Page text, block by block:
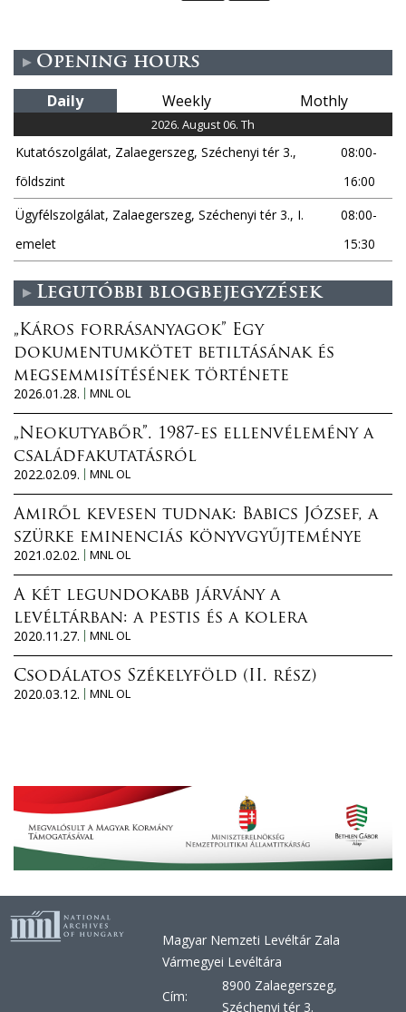
e
s
Opening hours
Daily Weekly Mothly
2026. August 06. Th
Kutatószolgálat, Zalaegerszeg, Széchenyi tér 3.,
földszint
08:00-
16:00
Ügyfélszolgálat, Zalaegerszeg, Széchenyi tér 3., I.
emelet
08:00-
15:30
Legutóbbi blogbejegyzések
„Káros forrásanyagok” Egy
dokumentumkötet betiltásának és
megsemmisítésének története
2026.01.28.
MNL OL
„Neokutyabőr”. 1987-es ellenvélemény a
családfakutatásról
2022.02.09.
MNL OL
Amiről kevesen tudnak: Babics József, a
szürke eminenciás könyvgyűjteménye
2021.02.02.
MNL OL
A két legundokabb járvány a
levéltárban: a pestis és a kolera
2020.11.27.
MNL OL
Csodálatos Székelyföld (II. rész)
2020.03.12.
MNL OL
Magyar Nemzeti Levéltár Zala
Vármegyei Levéltára
Cím:
8900 Zalaegerszeg,
Széchenyi tér 3.